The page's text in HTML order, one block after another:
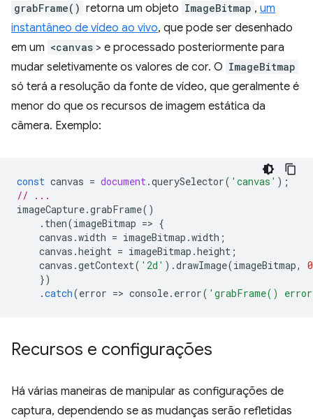
grabFrame() retorna um objeto ImageBitmap , um
instantâneo de vídeo ao vivo, que pode ser desenhado
em um <canvas > e processado posteriormente para
mudar seletivamente os valores de cor. O ImageBitmap
só terá a resolução da fonte de vídeo, que geralmente é
menor do que os recursos de imagem estática da
câmera. Exemplo:
const canvas = document.querySelector( 'canvas' );
// ...
imageCapture.grabFrame()
. then(imageBitmap => {
canvas .width = imageBitmap .width ;
canvas .height = imageBitmap .height ;
canvas .getContext( '2d' ).drawImage(imageBitmap,
0
})
.catch(error => console. error( 'grabFrame()
Recursos e configurações
Há várias maneiras de manipular as configurações de
captura, dependendo se as mudanças serão refletidas